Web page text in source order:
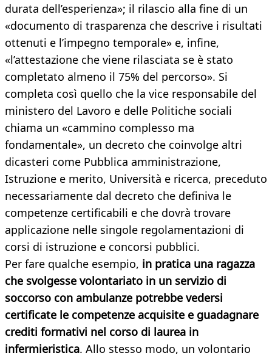
durata dell’esperienza»; il rilascio alla fine di un
«documento di trasparenza che descrive i risultati
ottenuti e l’impegno temporale» e, infine,
«l’attestazione che viene rilasciata se è stato
completato almeno il 75% del percorso». Si
completa così quello che la vice responsabile del
ministero del Lavoro e delle Politiche sociali
chiama un «cammino complesso ma
fondamentale», un decreto che coinvolge altri
dicasteri come Pubblica amministrazione,
Istruzione e merito, Università e ricerca, preceduto
necessariamente dal decreto che definiva le
competenze certificabili e che dovrà trovare
applicazione nelle singole regolamentazioni di
corsi di istruzione e concorsi pubblici.
Per fare qualche esempio, in pratica una ragazza
che svolgesse volontariato in un servizio di
soccorso con ambulanze potrebbe vedersi
certificate le competenze acquisite e guadagnare
crediti formativi nel corso di laurea in
infermieristica. Allo stesso modo, un volontario